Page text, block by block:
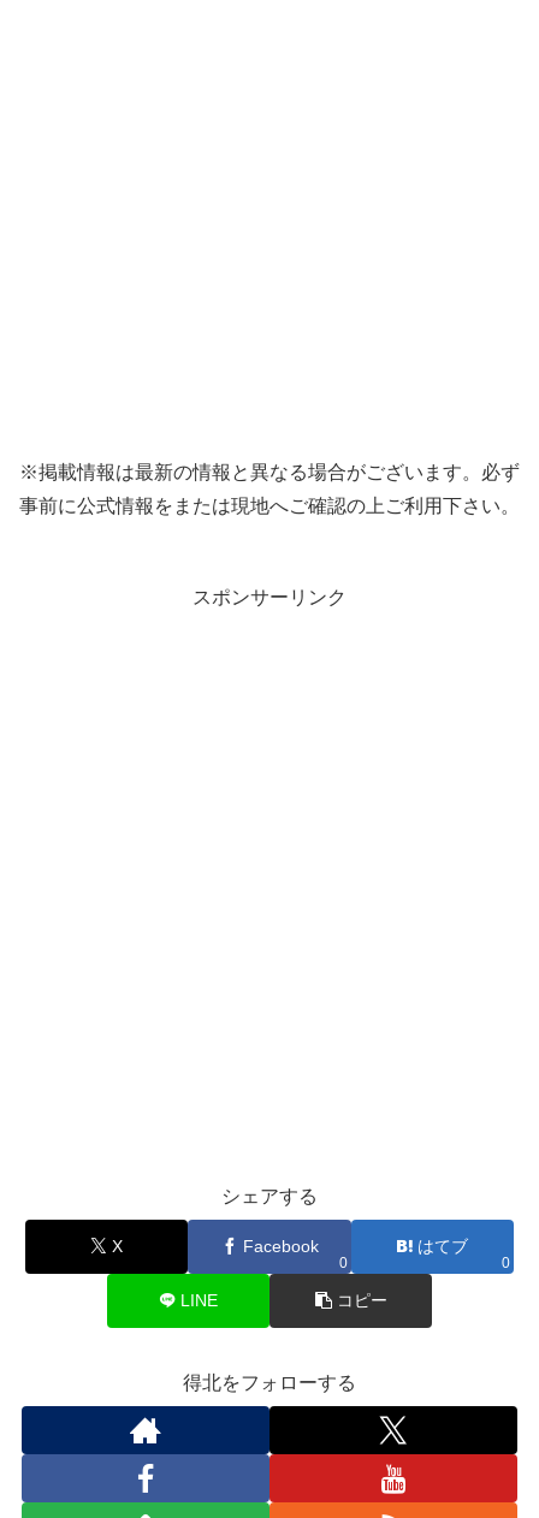
※掲載情報は最新の情報と異なる場合がございます。必ず
事前に公式情報をまたは現地へご確認の上ご利用下さい。
スポンサーリンク
シェアする
X Facebook
0
はてブ
0
LINE コピー
得北をフォローする